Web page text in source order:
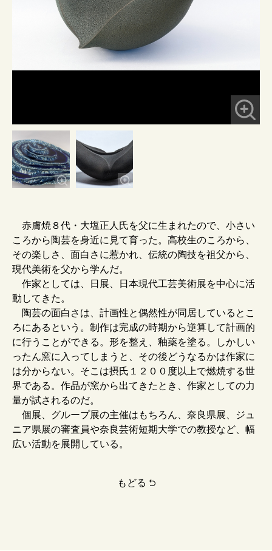
赤膚焼８代・大塩正人氏を父に生まれたので、小さい
ころから陶芸を身近に見て育った。高校生のころから、
その楽しさ、面白さに惹かれ、伝統の陶技を祖父から、
現代美術を父から学んだ。
作家としては、日展、日本現代工芸美術展を中心に活
動してきた。
陶芸の面白さは、計画性と偶然性が同居しているとこ
ろにあるという。制作は完成の時期から逆算して計画的
に行うことができる。形を整え、釉薬を塗る。しかしい
ったん窯に入ってしまうと、その後どうなるかは作家に
は分からない。そこは摂氏１２００度以上で燃焼する世
界である。作品が窯から出てきたとき、作家としての力
量が試されるのだ。
個展、グループ展の主催はもちろん、奈良県展、ジュ
ニア県展の審査員や奈良芸術短期大学での教授など、幅
広い活動を展開している。
もどる